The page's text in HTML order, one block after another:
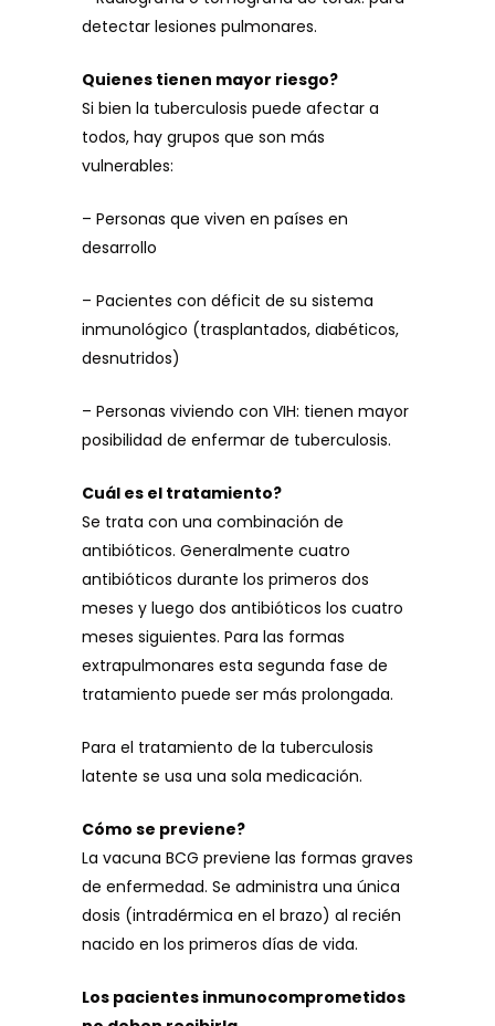
detectar lesiones pulmonares.
Quienes tienen mayor riesgo?
Si bien la tuberculosis puede afectar a
todos, hay grupos que son más
vulnerables:
– Personas que viven en países en
desarrollo
– Pacientes con déficit de su sistema
inmunológico (trasplantados, diabéticos,
desnutridos)
– Personas viviendo con VIH: tienen mayor
posibilidad de enfermar de tuberculosis.
Cuál es el tratamiento?
Se trata con una combinación de
antibióticos. Generalmente cuatro
antibióticos durante los primeros dos
meses y luego dos antibióticos los cuatro
meses siguientes. Para las formas
extrapulmonares esta segunda fase de
tratamiento puede ser más prolongada.
Para el tratamiento de la tuberculosis
latente se usa una sola medicación.
Cómo se previene?
La vacuna BCG previene las formas graves
de enfermedad. Se administra una única
dosis (intradérmica en el brazo) al recién
nacido en los primeros días de vida.
Los pacientes inmunocomprometidos